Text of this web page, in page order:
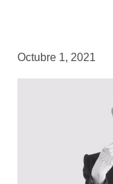
Octubre 1, 2021